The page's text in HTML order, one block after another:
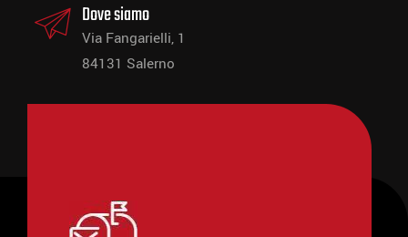
Dove siamo
Via Fangarielli, 1
84131 Salerno